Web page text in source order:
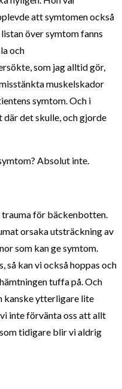
att symtomen också
över symtom fanns
och
som jag alltid gör,
muskelskador
symtom. Och i
där det skulle, och gjorde
Absolut inte.
för bäckenbotten.
orsaka utsträckning av
som kan ge symtom.
så kan vi också hoppas och
tuffa på. Och
kanske ytterligare lite
inte förvänta oss att allt
tidigare blir vi aldrig